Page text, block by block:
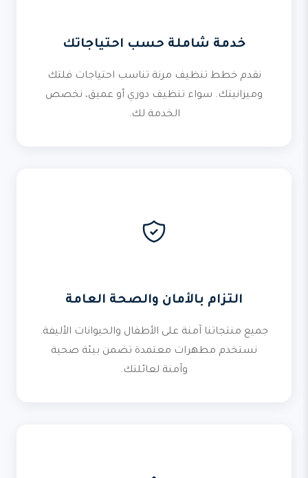
خدمة شاملة حسب احتياجاتك
نقدم خطط تنظيف مرنة تناسب احتياجات فلتك
وميزانيتك. سواء تنظيف دوري أو عميق، نخصص
الخدمة لك.
التزام بالأمان والصحة العامة
جميع منتجاتنا آمنة على الأطفال والحيوانات الأليفة.
نستخدم مطهرات معتمدة تضمن بيئة صحية
وآمنة لعائلتك.